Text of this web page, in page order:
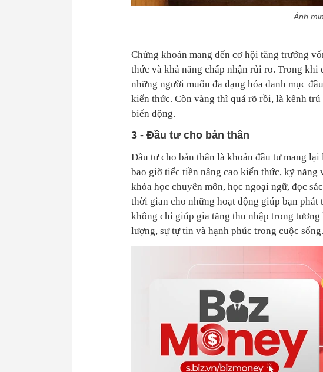
Ảnh
Chứng khoán mang đến cơ hội tăng trưởng
thức và khả năng chấp nhận rủi ro. Trong
những người muốn đa dạng hóa danh mục
kiến thức. Còn vàng thì quá rõ rồi, là kênh
biến động.
3 - Đầu tư cho bản thân
Đầu tư cho bản thân là khoản đầu tư mang
bao giờ tiếc tiền nâng cao kiến thức, kỹ năng
khóa học chuyên môn, học ngoại ngữ, đọc
thời gian cho những hoạt động giúp bạn
không chỉ giúp gia tăng thu nhập trong
lượng, sự tự tin và hạnh phúc trong cuộc sống.